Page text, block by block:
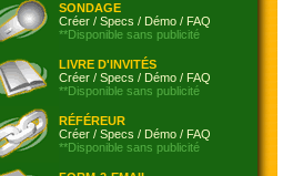
SONDAGE
Créer / Specs / Démo / FAQ
**Disponible sans publicité
LIVRE D'INVITÉS
Créer / Specs / Démo / FAQ
**Disponible sans publicité
RÉFÉREUR
Créer / Specs / Démo / FAQ
**Disponible sans publicité